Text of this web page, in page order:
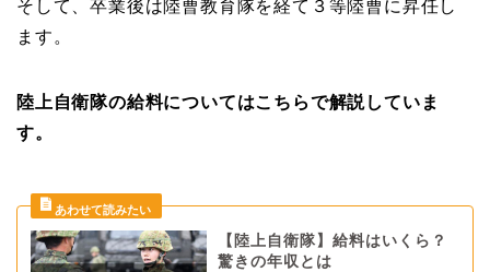
そして、卒業後は陸曹教育隊を経て３等陸曹に昇任し
ます。
陸上自衛隊の給料についてはこちらで解説していま
す。
【陸上自衛隊】給料はいくら？
驚きの年収とは